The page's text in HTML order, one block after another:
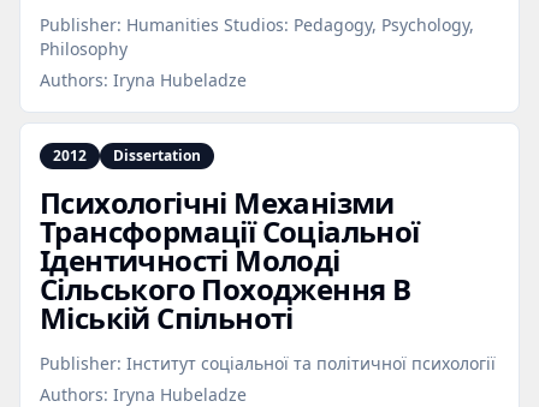
Publisher: Humanities Studios: Pedagogy, Psychology,
Philosophy
Authors: Iryna Hubeladze
2012 Dissertation
Психологічні Механізми
Трансформації Соціальної
Ідентичності Молоді
Сільського Походження В
Міській Спільноті
Publisher: Інститут соціальної та політичної психології
Authors: Iryna Hubeladze